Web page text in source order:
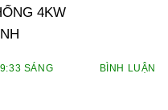
4KW
SÁNG BÌNH LUẬN